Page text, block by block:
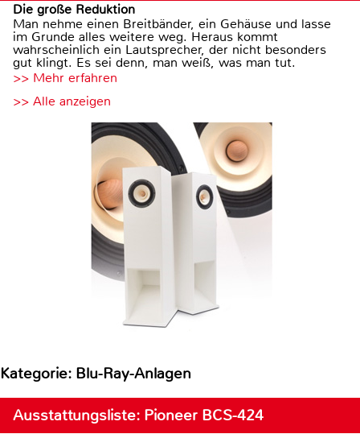
Die große Reduktion
Man nehme einen Breitbänder, ein Gehäuse und lasse
im Grunde alles weitere weg. Heraus kommt
wahrscheinlich ein Lautsprecher, der nicht besonders
gut klingt. Es sei denn, man weiß, was man tut.
>> Mehr erfahren
>> Alle anzeigen
Kategorie: Blu-Ray-Anlagen
Ausstattungsliste: Pioneer BCS-424